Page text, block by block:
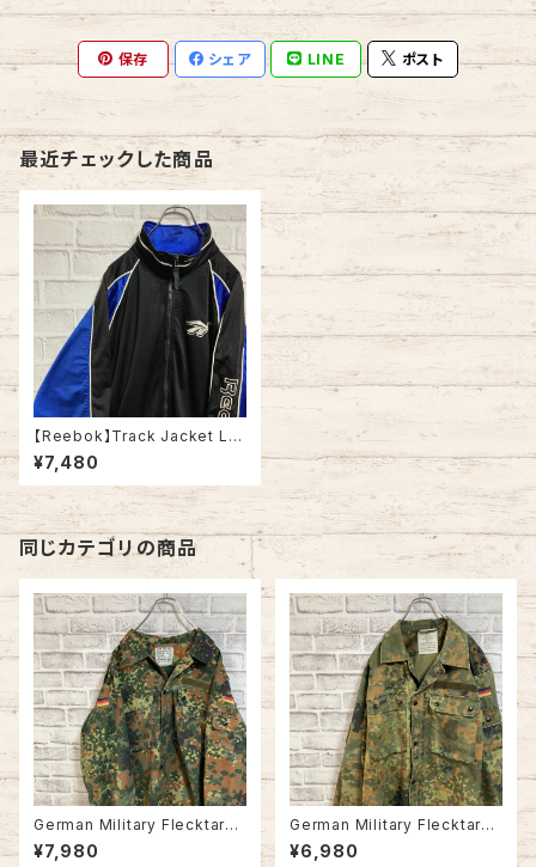
保存 シェア LINE ポスト
最近チェックした商品
【Reebok】Track Jacket L 9
0s リーボック トラックジャケッ
ト ジャージ 刺繍ロゴ 胸ロゴ ベ
クターロゴ ゆるだぼ ビッグシル
エット オーバーサイズ アメリカ
古着
¥7,480
同じカテゴリの商品
German Military Flecktarn
Camo ShirtJacket L/S L相
当 90s ドイツ軍 シャツジャケッ
¥7,980
German Military Flecktarn
Camo ShirtJacket L/S L相
当 ドイツ軍 シャツジャケット フ
¥6,980